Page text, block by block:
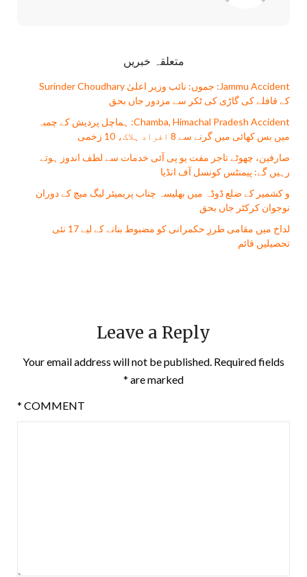
متعلقہ خبریں
Jammu Accident: جموں: نائب وزیر اعلیٰ Surinder Choudhary
کے قافلے کی گاڑی کی ٹکر سے مزدور جاں بحق
Chamba, Himachal Pradesh Accident: ہماچل پردیش کے چمبہ
میں بس کھائی میں گرنے سے 8 افراد ہلاک، 10 زخمی
صارفین، چھوٹے تاجر مفت يو پی آئی خدمات سے لطف اندوز ہوتے
رہیں گے: پیمنٹس کونسل آف انڈیا
و کشمیر کے ضلع ڈوڈہ میں بھلیسہ چناب پریمیئر لیگ میچ کے دوران
نوجوان کرکٹر جاں بحق
لداخ میں مقامی طرزِ حکمرانی کو مضبوط بنانے کے لیے 17 نئی
تحصیلیں قائم
Leave a Reply
Your email address will not be published. Required fields
are marked
*
COMMENT
*